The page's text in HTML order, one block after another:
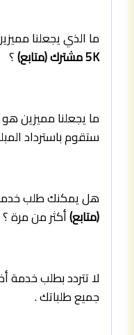
ما الذي يجعلنا
5K مشترك (متابع)
؟
ما يجعلنا مميزين
ستقوم باسترداد
هل يمكنك طلب
(متابع)أكثر من مرة ؟
لا تتردد بطلب خدمة
جميع طلباتك .